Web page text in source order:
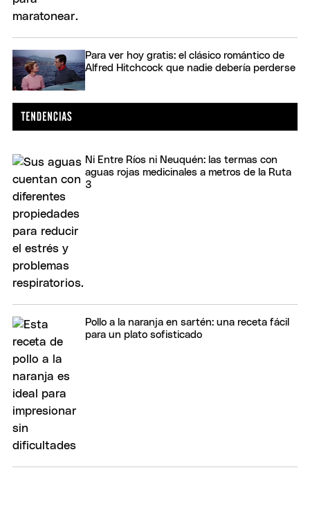
Para ver hoy gratis: el clásico romántico de
Alfred Hitchcock que nadie debería perderse
Ni Entre Ríos ni Neuquén: las termas con
aguas rojas medicinales a metros de la Ruta
3
Pollo a la naranja en sartén: una receta fácil
para un plato sofisticado